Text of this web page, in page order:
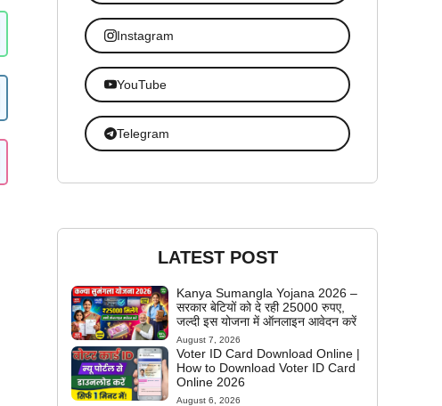
Instagram
YouTube
Telegram
LATEST POST
Kanya Sumangla Yojana 2026 –
सरकार बेटियों को दे रही 25000 रुपए,
जल्दी इस योजना में ऑनलाइन आवेदन करें
August 7, 2026
Voter ID Card Download Online |
How to Download Voter ID Card
Online 2026
August 6, 2026